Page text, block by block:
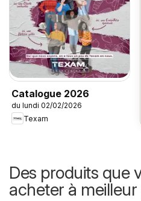
Catalogue 2026
du lundi 02/02/2026
Texam
Des produits que
acheter à